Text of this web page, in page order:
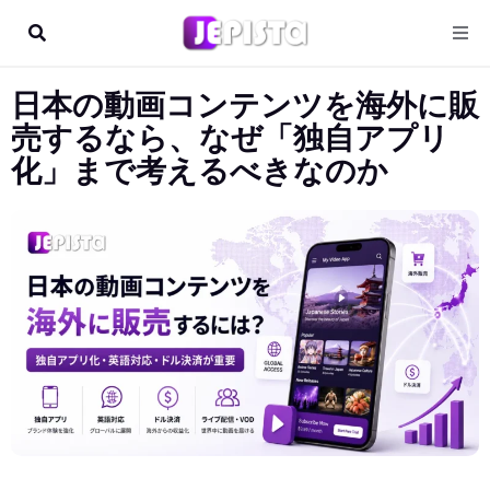
日本の動画コンテンツを海外に販
売するなら、なぜ「独自アプリ
化」まで考えるべきなのか